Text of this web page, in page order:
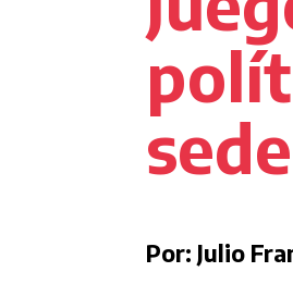
Por: Julio